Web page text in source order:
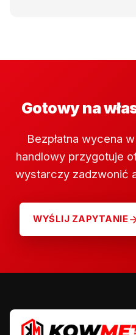
Gotowy na
Bezpłatna wycena
handlowy przygotuje
wystarczy zadzwonić
WYŚLIJ ZAPYTANIE